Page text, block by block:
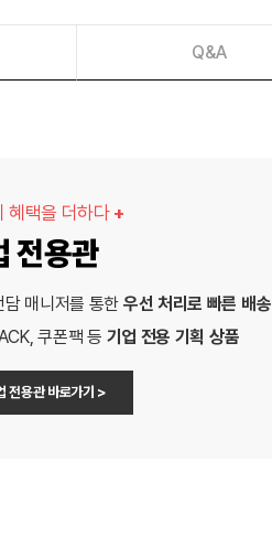
Q&A
혜택을 더하다 +
전용관
담 매니저를 통한 우선 처리로 빠른 배송
쿠폰팩 등 기업 전용 기획 상품
전용관 바로가기 >